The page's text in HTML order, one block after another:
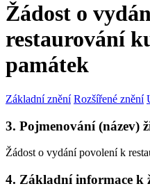
Žádost o
restaurování
památek
Základní znění Rozšířené znění
3. Pojmenování (název)
Žádost o vydání povolení k
4. Základní informace k